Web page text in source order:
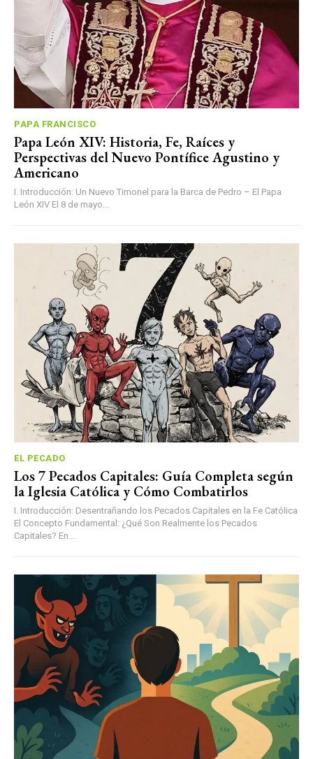
PAPA FRANCISCO
Papa León XIV: Historia, Fe, Raíces y
Perspectivas del Nuevo Pontífice Agustino y
Americano
I. Introducción: Un Nuevo Timonel para la Barca de Pedro – El Papa
León XIV El 8 de mayo...
EL PECADO
Los 7 Pecados Capitales: Guía Completa según
la Iglesia Católica y Cómo Combatirlos
I. Introducción: Desentrañando los Pecados Capitales en la Fe Católica
El Concepto Fundamental: ¿Qué Son Realmente los Pecados
Capitales? En...